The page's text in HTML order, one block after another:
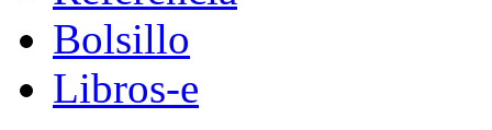
Bolsillo
Libros-e